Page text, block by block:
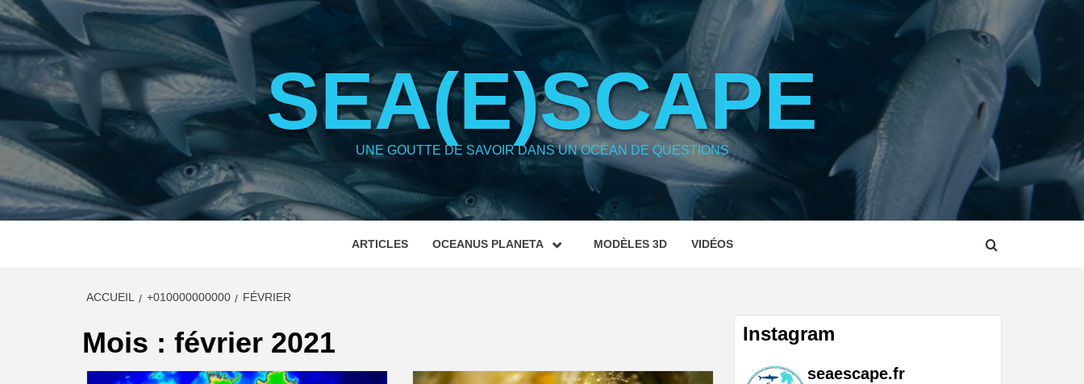
Aller
au
contenu
SEA(E)SCAPE
UNE GOUTTE DE SAVOIR DANS UN OCÉAN DE QUESTIONS
ARTICLES OCEANUS PLANETA MODÈLES 3D VIDÉOS
ACCUEIL +010000000000 FÉVRIER
Mois : février 2021 Instagram
seaescape.fr